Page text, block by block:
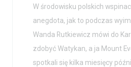
W środowisku polskich
anegdota, jak to podczas
Wanda Rutkiewicz mówi do
zdobyć Watykan, a ja Mount
spotkali się kilka miesięcy